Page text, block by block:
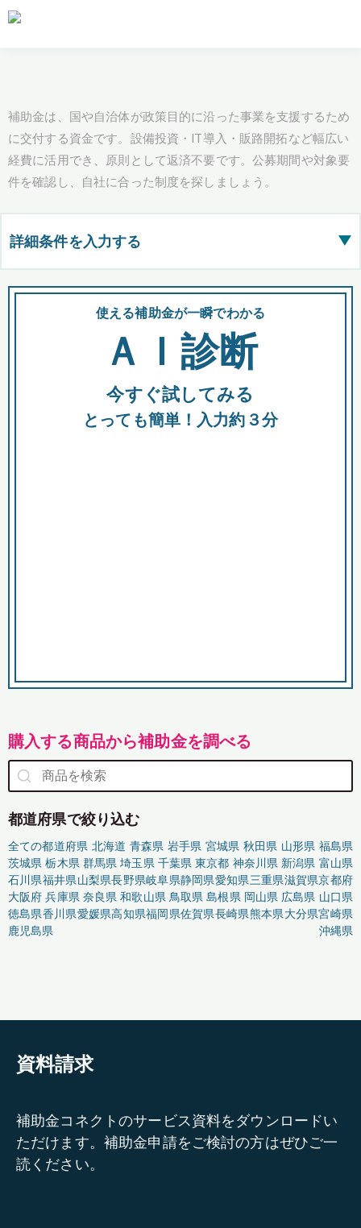
補助金は、国や自治体が政策目的に沿った事業を支援するため
に交付する資金です。設備投資・IT導入・販路開拓など幅広い
経費に活用でき、原則として返済不要です。公募期間や対象要
件を確認し、自社に合った制度を探しましょう。
詳細条件を入力する ▶
都道府県
全国の検索結果を含めて表示
助成金 融資 出資
使える補助金が一瞬でわかる
ＡＩ診断
今すぐ試してみる
とっても簡単！入力約３分
購入する商品から補助金を調べる
都道府県で絞り込む
全ての都道府県 北海道 青森県 岩手県 宮城県 秋田県 山形県 福島県
茨城県 栃木県 群馬県 埼玉県 千葉県 東京都 神奈川県 新潟県 富山県
石川県福井県山梨県長野県岐阜県静岡県愛知県三重県滋賀県京都府
大阪府 兵庫県 奈良県 和歌山県 鳥取県 島根県 岡山県 広島県 山口県
徳島県香川県愛媛県高知県福岡県佐賀県長崎県熊本県大分県宮崎県
鹿児島県
沖縄県
資料請求
補助金コネクトのサービス資料をダウンロードい
ただけます。補助金申請をご検討の方はぜひご一
読ください。